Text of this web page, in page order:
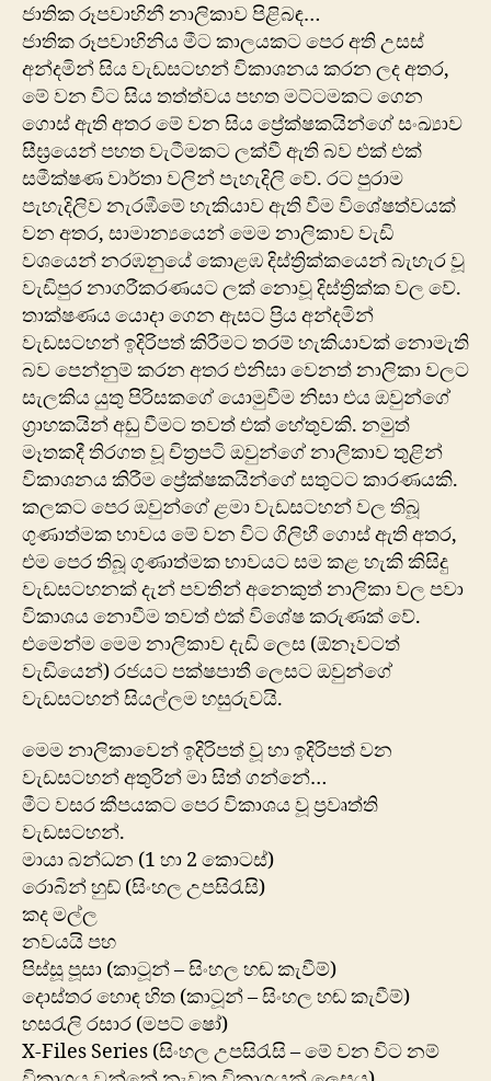
ජාතික රූපවාහිනී නාලිකාව පිළිබඳ…
ජාතික රූපවාහිනිය මීට කාලයකට පෙර අති උසස්
අන්දමින් සිය වැඩසටහන් විකාශනය කරන ලද අතර,
මේ වන විට සිය තත්ත්වය පහත මට්ටමකට ගෙන
ගොස් ඇති අතර මේ වන සිය ප්‍රේක්ෂකයින්ගේ සංඛ්‍යාව
සීඝ්‍රයෙන් පහත වැටීමකට ලක්වී ඇති බව එක් එක්
සමීක්ෂණ වාර්තා වලින් පැහැදිලි වේ. රට පුරාම
පැහැදිලිව නැරඹීමේ හැකියාව ඇති වීම විශේෂත්වයක්
වන අතර, සාමාන්‍යයෙන් මෙම නාලිකාව වැඩි
වශයෙන් නරඹනුයේ කොළඹ දිස්ත්‍රික්කයෙන් බැහැර වූ
වැඩිපුර නාගරීකරණයට ලක් නොවූ දිස්ත්‍රික්ක වල වේ.
තාක්ෂණය යොදා ගෙන ඇසට ප්‍රිය අන්දමින්
වැඩසටහන් ඉදිරිපත් කිරීමට තරම් හැකියාවක් නොමැති
බව පෙන්නුම් කරන අතර එනිසා වෙනත් නාලිකා වලට
සැලකිය යුතු පිරිසකගේ යොමුවීම නිසා එය ඔවුන්ගේ
ග්‍රාහකයින් අඩු වීමට තවත් එක් හේතුවකි. නමුත්
මෑතකදී තිරගත වූ චිත්‍රපටි ඔවුන්ගේ නාලිකාව තුළින්
විකාශනය කිරීම ප්‍රේක්ෂකයින්ගේ සතුටට කාරණයකි.
කලකට පෙර ඔවුන්ගේ ළමා වැඩසටහන් වල තිබූ
ගුණාත්මක භාවය මේ වන විට ගිලිහී ගොස් ඇති අතර,
එම ‍පෙර තිබූ ගුණාත්මක භාවයට සම කළ හැකි කිසිදු
වැඩසටහනක් දැන් පවතින් අනෙකුත් නාලිකා වල පවා
විකාශය නොවීම තවත් එක් විශේෂ කරුණක් වේ.
එමෙන්ම මෙම නාලිකාව දැඩි ලෙස (ඕනෑවටත්
වැඩියෙන්) රජයට පක්ෂපාතී ලෙසට ඔවුන්ගේ
වැඩසටහන් සියල්ලම හසුරුවයි.
මෙම නාලිකාවෙන් ඉදිරිපත් වූ හා ඉදිරිපත් වන
වැඩසටහන් අතුරින් මා සිත් ගන්නේ…
මීට වසර කීපයකට පෙර විකාශය වූ ප්‍රවෘත්ති
වැඩසටහන්.
මායා බන්ධන (1 හා 2 කොටස්)
රොබින් හුඩ් (සිංහල උපසිරැසි)
කද මල්ල
නවයයි පහ
පිස්සූ පූසා (කාටූන් – සිංහල හඬ කැවීම්)
දොස්තර හොඳ හිත (කාටූන් – සිංහල හඬ කැවීම්)
හසරැලි රසාර (මපට් ෂෝ)
X-Files Series (සිංහල උපසිරැසි – මේ වන විට නම්